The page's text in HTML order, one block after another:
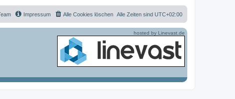
Alle Zeiten sind UTC+02:00
Alle Cookies löschen
Impressum
hosted by Linevast.de